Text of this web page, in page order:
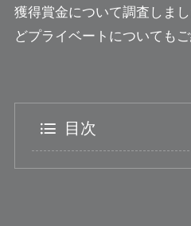
獲得賞金について調査しま
どプライベートについてもご
目次